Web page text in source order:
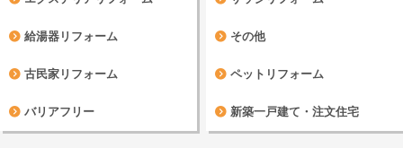
給湯器リフォーム その他
古民家リフォーム ペットリフォーム
バリアフリー 新築一戸建て・注文住宅